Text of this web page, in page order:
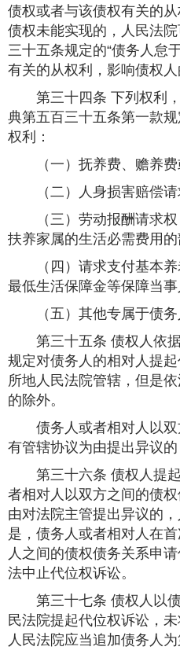
债权或者与该债权有关的
债权未能实现的，人民法
三十五条规定的“债务人怠
有关的从权利，影响债权人
第三十四条 下列权利，
典第五百三十五条第一款
权利：
（一）抚养费、赡养费
（二）人身损害赔偿请
（三）劳动报酬请求权
扶养家属的生活必需费用的
（四）请求支付基本养
最低生活保障金等保障当事
（五）其他专属于债务
第三十五条 债权人依据
规定对债务人的相对人提
所地人民法院管辖，但是
的除外。
债务人或者相对人以双
有管辖协议为由提出异议的
第三十六条 债权人提起
者相对人以双方之间的债
由对法院主管提出异议的
是，债务人或者相对人在
人之间的债权债务关系申
法中止代位权诉讼。
第三十七条 债权人以债
民法院提起代位权诉讼，
人民法院应当追加债务人为